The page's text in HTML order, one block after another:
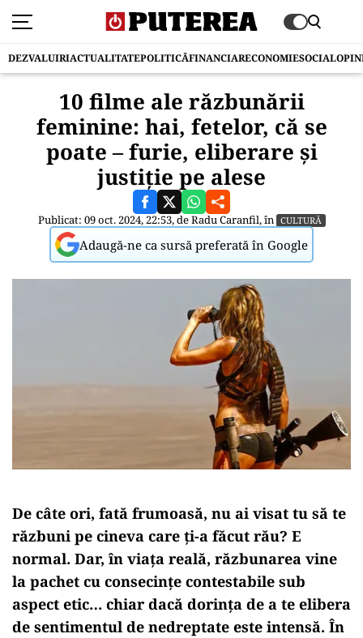
DEZVALUIRIACTUALITATEPOLITICĂFINANCIARECONOMIESOCIAL
10 filme ale răzbunării
feminine: hai, fetelor, că se
poate – furie, eliberare și
justiție pe alese
Publicat: 09 oct. 2024, 22:53, deRadu Caranfil, în CULTURĂ
Adaugă-ne ca sursă preferată în Google
De câte ori, fată frumoasă, nu ai visat tu să te
răzbuni pe cineva care ți-a făcut rău? E
normal. Dar, în viața reală, răzbunarea vine
la pachet cu consecințe contestabile sub
aspect etic… chiar dacă dorința de a te elibera
de sentimentul de nedreptate este intensă. În